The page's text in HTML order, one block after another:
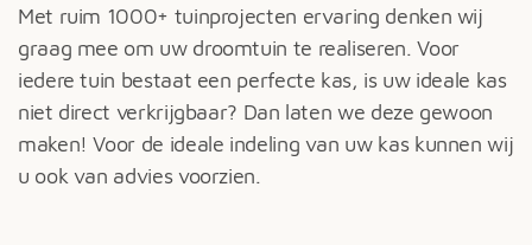
Met ruim 1000+ tuinprojecten ervaring denken wij
graag mee om uw droomtuin te realiseren. Voor
iedere tuin bestaat een perfecte kas, is uw ideale kas
niet direct verkrijgbaar? Dan laten we deze gewoon
maken! Voor de ideale indeling van uw kas kunnen wij
u ook van advies voorzien.